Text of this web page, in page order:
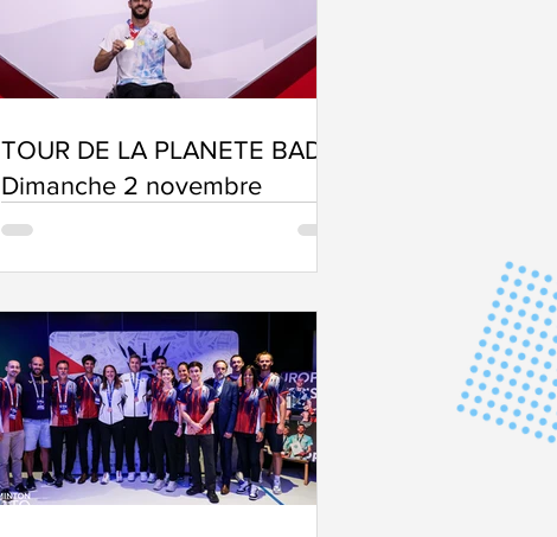
TOUR DE LA PLANETE BAD -
Dimanche 2 novembre